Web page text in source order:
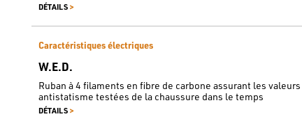
DÉTAILS >
Caractéristiques électriques
W.E.D.
Ruban à 4 filaments en fibre de carbone assurant les
antistatisme testées de la chaussure dans le temps
DÉTAILS >